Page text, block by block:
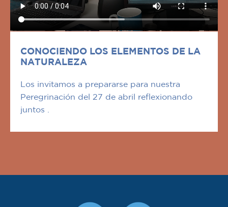
CONOCIENDO LOS ELEMENTOS DE LA
NATURALEZA
Los invitamos a prepararse para nuestra
Peregrinación del 27 de abril reflexionando
juntos .